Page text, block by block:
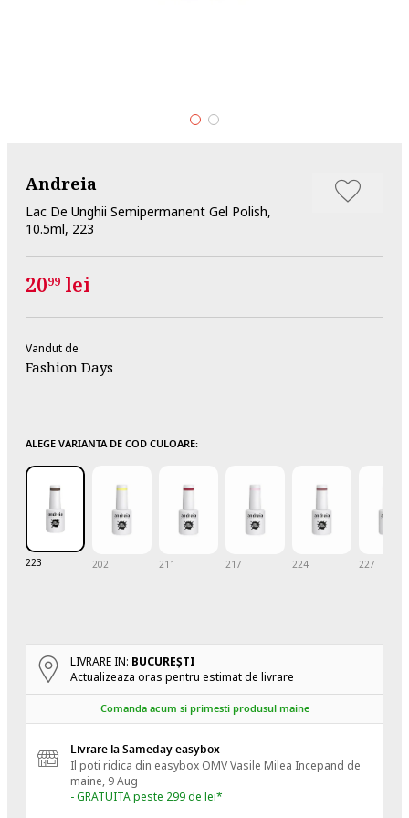
Andreia
Lac De Unghii Semipermanent Gel Polish,
10.5ml, 223
2099 lei
Vandut de
Fashion Days
ALEGE VARIANTA DE COD CULOARE:
223 202 211 217 224 227
LIVRARE IN: BUCUREŞTI
Actualizeaza oras pentru estimat de livrare
Comanda acum si primesti produsul maine
Livrare la Sameday easybox
Il poti ridica din easybox OMV Vasile Milea Incepand de
maine, 9 Aug
- GRATUITA peste 299 de lei*